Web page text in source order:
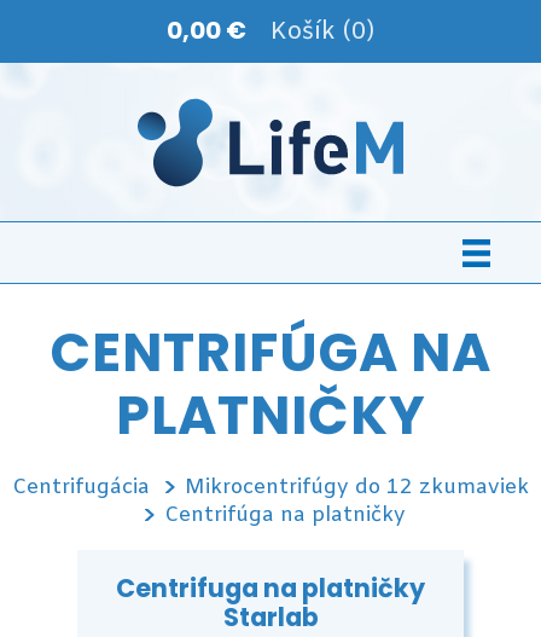
0,00 € Košík (0)
CENTRIFÚGA NA
PLATNIČKY
Centrifugácia
Mikrocentrifúgy do 12 zkumaviek
Centrifúga na platničky
Centrifuga na platničky
Starlab